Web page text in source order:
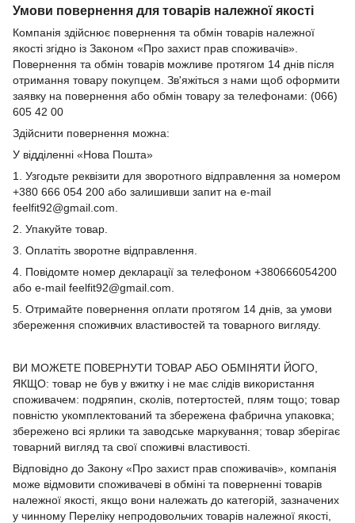
Умови повернення для товарів належної якості
Компанія здійснює повернення та обмін товарів належної
якості згідно із Законом «Про захист прав споживачів».
Повернення та обмін товарів можливе протягом 14 днів після
отримання товару покупцем. Зв'яжіться з нами щоб оформити
заявку на повернення або обмін товару за телефонами: (066)
605 42 00
Здійснити повернення можна:
У відділенні «Нова Пошта»
1. Узгодьте реквізити для зворотного відправлення за номером
+380 666 054 200 або залишивши запит на e-mail
feelfit92@gmail.com.
2. Упакуйте товар.
3. Оплатіть зворотне відправлення.
4. Повідомте номер декларації за телефоном +380666054200
або e-mail feelfit92@gmail.com.
5. Отримайте повернення оплати протягом 14 днів, за умови
збереження споживчих властивостей та товарного вигляду.
ВИ МОЖЕТЕ ПОВЕРНУТИ ТОВАР АБО ОБМІНЯТИ ЙОГО,
ЯКЩО: товар не був у вжитку і не має слідів використання
споживачем: подряпин, сколів, потертостей, плям тощо; товар
повністю укомплектований та збережена фабрична упаковка;
збережено всі ярлики та заводське маркування; товар зберігає
товарний вигляд та свої споживчі властивості.
Відповідно до Закону «Про захист прав споживачів», компанія
може відмовити споживачеві в обміні та поверненні товарів
належної якості, якщо вони належать до категорій, зазначених
у чинному Переліку непродовольчих товарів належної якості,